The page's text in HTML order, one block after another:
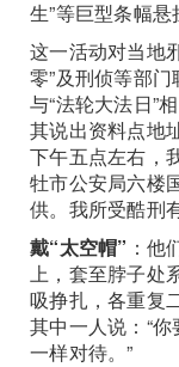
生”等巨型条幅悬
这一活动对当地
零”及刑侦等部
与“法轮大法日”
其说出资料点地
下午五点左右，
牡市公安局六楼
供。我所受酷刑
戴“太空帽” ：
上，套至脖子处
吸挣扎，各重复
其中一人说：“
一样对待。”